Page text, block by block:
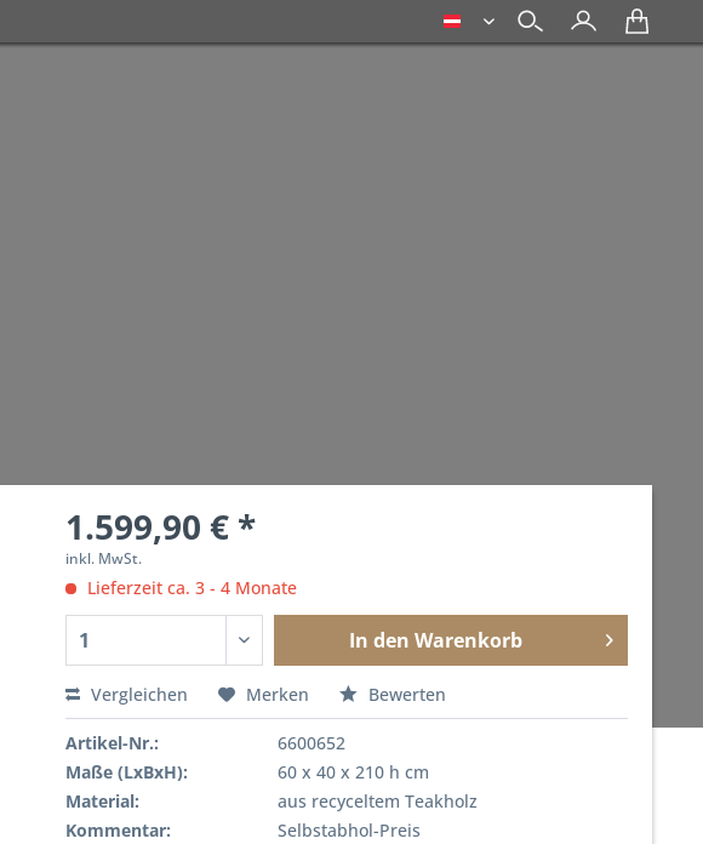
deutsch
1.599,90 € *
inkl. MwSt.
Lieferzeit ca. 3 - 4 Monate
In den Warenkorb
Vergleichen Merken Bewerten
Artikel-Nr.:
6600652
Maße (LxBxH):
60 x 40 x 210 h cm
Material:
aus recyceltem Teakholz
Kommentar:
Selbstabhol-Preis